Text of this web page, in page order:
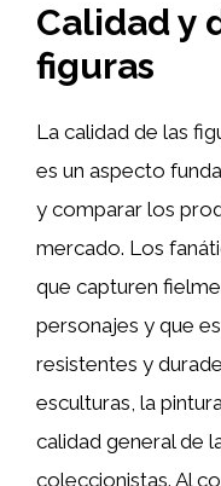
Calidad y
figuras
La calidad de las
es un aspecto
y comparar los
mercado. Los
que capturen
personajes y que
resistentes y
esculturas, la
calidad general de
coleccionistas. Al